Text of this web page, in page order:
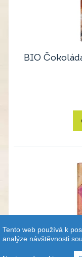
BIO
Tento web používá k
analýze návštěvnosti